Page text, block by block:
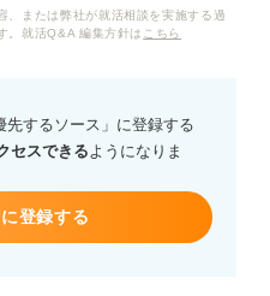
っ？！」と思ってもらえ
または弊社が就活相談を実施する過
。就活Q&A 編集方針は こちら
先するソース」に登録する
セスできるようになりま
登録する